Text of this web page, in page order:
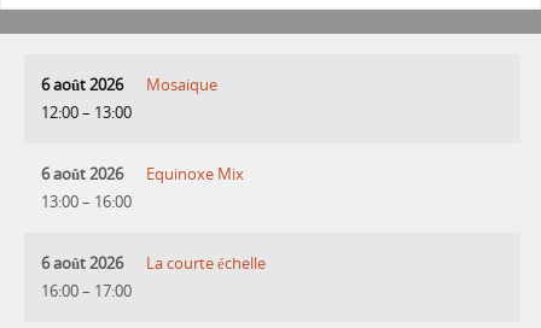
6 août 2026
12:00– 13:00
Mosaique
6 août 2026
13:00– 16:00
Equinoxe Mix
6 août 2026
16:00– 17:00
La courte échelle